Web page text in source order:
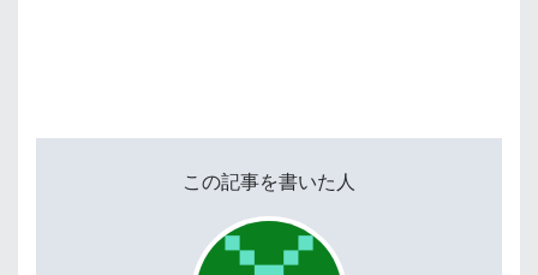
この記事を書いた人